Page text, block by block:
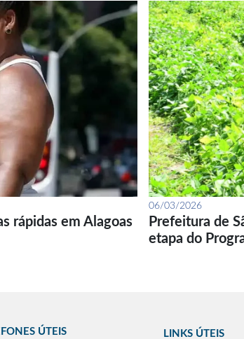
rápidas em Alagoas
06/03/2026
Prefeitura de
etapa do
ÚTEIS LINKS ÚTEIS